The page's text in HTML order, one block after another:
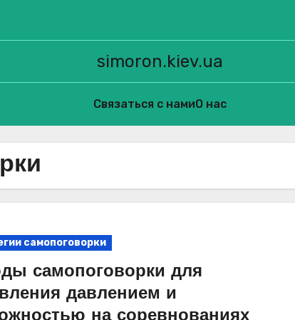
simoron.kiev.ua
Связаться с намиО нас
самопоговорки
самопоговорки для
давлением и
на соревнованиях